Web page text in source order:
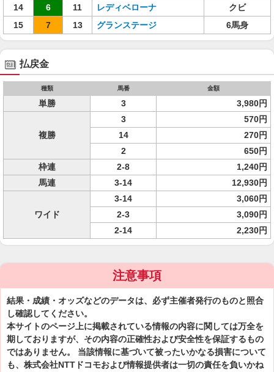
14
6 11 レディベローナ
クビ
15
7 13 グランステージ 6馬身
払戻金
種類 馬番 金額
単勝 3 3,980円
複勝
3
570円
14
270円
2
650円
枠連
2-8
1,240円
馬連
3-14 12,930円
ワイド
3-14
3,060円
2-3
3,090円
2-14
2,230円
注意事項
結果・成績・オッズなどのデータは、必ず主催者発行のものと照合
し確認してください。
本サイトのページ上に掲載されている情報の内容に関しては万全を
期しておりますが、その内容の正確性および安全性を保証するもの
ではありません。 当該情報に基づいて被ったいかなる損害について
も、株式会社NTTドコモおよび情報提供者は一切の責任を負いかね